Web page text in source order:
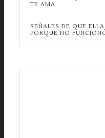
TE AMA
SEÑALES DE QUE
PORQUE NO